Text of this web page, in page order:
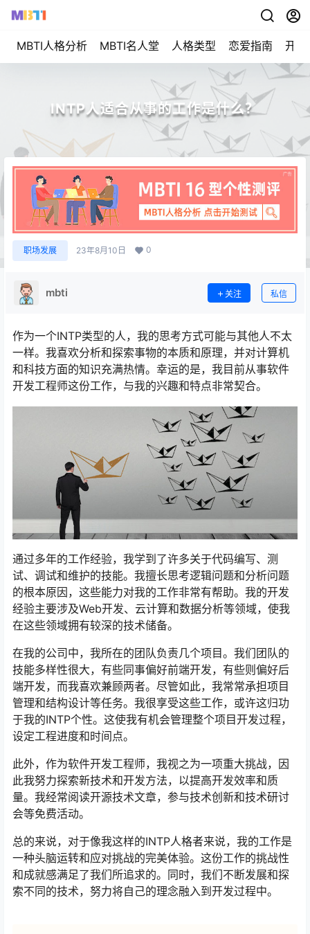
MBTI人格分析 MBTI名人堂 人格类型 恋爱指南 开始
INTP人适合从事的工作是什么？
职场发展 23年8月10日 0
mbti 关注 私信
作为一个INTP类型的人，我的思考方式可能与其他人不太
一样。我喜欢分析和探索事物的本质和原理，并对计算机
和科技方面的知识充满热情。幸运的是，我目前从事软件
开发工程师这份工作，与我的兴趣和特点非常契合。
通过多年的工作经验，我学到了许多关于代码编写、测
试、调试和维护的技能。我擅长思考逻辑问题和分析问题
的根本原因，这些能力对我的工作非常有帮助。我的开发
经验主要涉及Web开发、云计算和数据分析等领域，使我
在这些领域拥有较深的技术储备。
在我的公司中，我所在的团队负责几个项目。我们团队的
技能多样性很大，有些同事偏好前端开发，有些则偏好后
端开发，而我喜欢兼顾两者。尽管如此，我常常承担项目
管理和结构设计等任务。我很享受这些工作，或许这归功
于我的INTP个性。这使我有机会管理整个项目开发过程，
设定工程进度和时间点。
此外，作为软件开发工程师，我视之为一项重大挑战，因
此我努力探索新技术和开发方法，以提高开发效率和质
量。我经常阅读开源技术文章，参与技术创新和技术研讨
会等免费活动。
总的来说，对于像我这样的INTP人格者来说，我的工作是
一种头脑运转和应对挑战的完美体验。这份工作的挑战性
和成就感满足了我们所追求的。同时，我们不断发展和探
索不同的技术，努力将自己的理念融入到开发过程中。